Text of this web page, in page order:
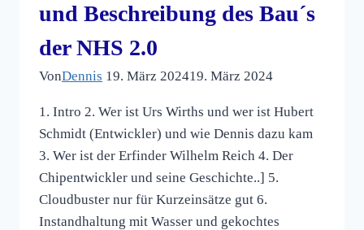
und Beschreibung des Bau´s
der NHS 2.0
VonDennis 19. März 202419. März 2024
1. Intro 2. Wer ist Urs Wirths und wer ist Hubert
Schmidt (Entwickler) und wie Dennis dazu kam
3. Wer ist der Erfinder Wilhelm Reich 4. Der
Chipentwickler und seine Geschichte..] 5.
Cloudbuster nur für Kurzeinsätze gut 6.
Instandhaltung mit Wasser und gekochtes